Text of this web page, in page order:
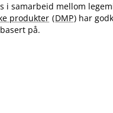
i samarbeid mellom
produkter (DMP) har
på.